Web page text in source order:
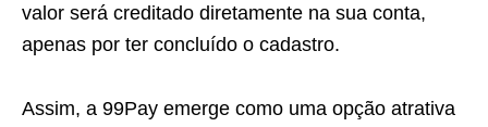
valor será creditado diretamente na sua conta,
apenas por ter concluído o cadastro.
Assim, a 99Pay emerge como uma opção atrativa